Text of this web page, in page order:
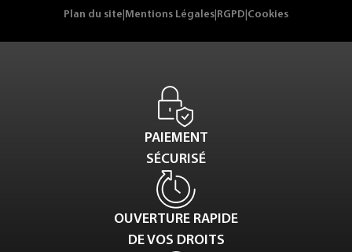
Plan du site Mentions Légales RGPD Cookies
PAIEMENT
SÉCURISÉ
OUVERTURE RAPIDE
DE VOS DROITS